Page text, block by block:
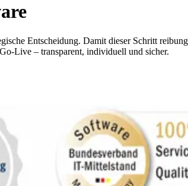
Entscheidung. Damit dieser Schritt
Live – transparent, individuell und sicher.